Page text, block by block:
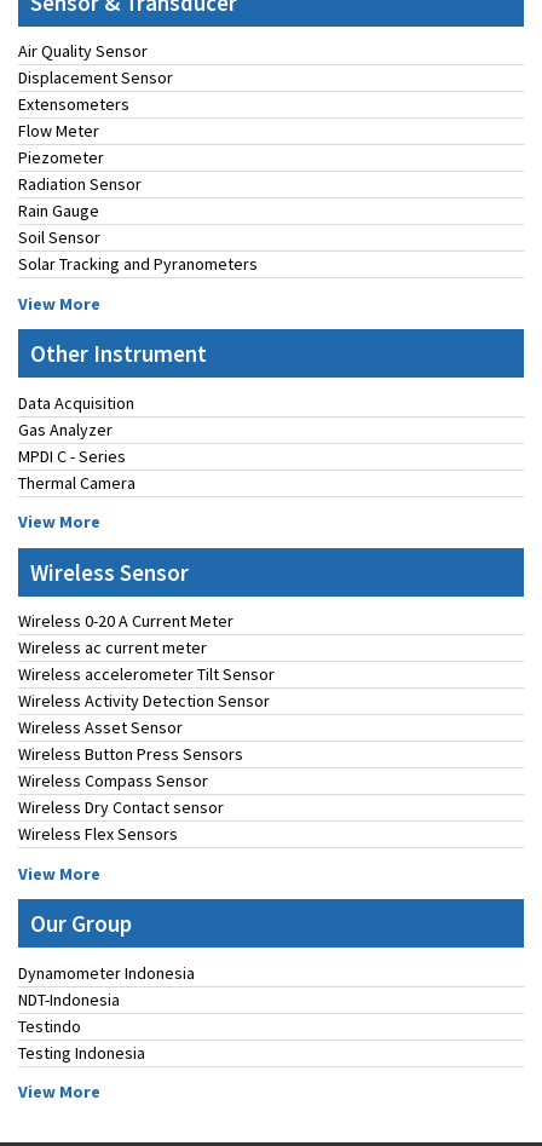
Air Quality Sensor
Displacement Sensor
Extensometers
Flow Meter
Piezometer
Radiation Sensor
Rain Gauge
Soil Sensor
Solar Tracking and Pyranometers
View More
Other Instrument
Data Acquisition
Gas Analyzer
MPDI C - Series
Thermal Camera
View More
Wireless Sensor
Wireless 0-20 A Current Meter
Wireless ac current meter
Wireless accelerometer Tilt Sensor
Wireless Activity Detection Sensor
Wireless Asset Sensor
Wireless Button Press Sensors
Wireless Compass Sensor
Wireless Dry Contact sensor
Wireless Flex Sensors
View More
Our Group
Dynamometer Indonesia
NDT-Indonesia
Testindo
Testing Indonesia
View More